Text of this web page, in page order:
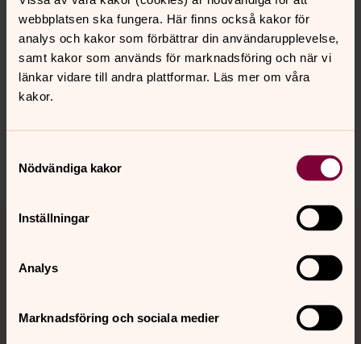
webbplatsen ska fungera. Här finns också kakor för
analys och kakor som förbättrar din användarupplevelse,
samt kakor som används för marknadsföring och när vi
länkar vidare till andra plattformar. Läs mer om våra
kakor.
Nödvändiga kakor
Inställningar
Analys
Marknadsföring och sociala medier
credit is © Adriana Loureiro and the title is "A family
plays boardgames under the night sky, lit by gas flares,
Punta de Mata, Venezuela, 2022"
Dela
Tillbaka till toppen
Tillbaka till innehållet